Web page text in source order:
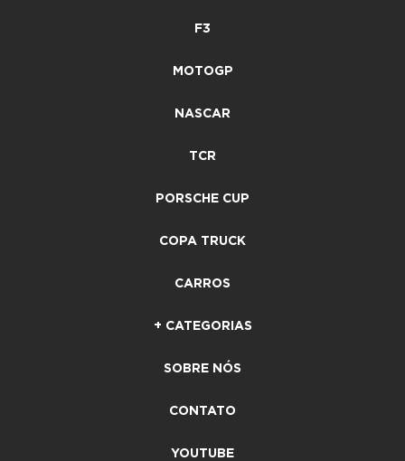
F3
MOTOGP
NASCAR
TCR
PORSCHE CUP
COPA TRUCK
CARROS
+ CATEGORIAS
SOBRE NÓS
CONTATO
YOUTUBE